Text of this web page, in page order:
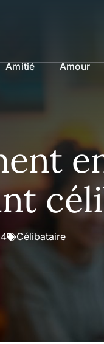
Amitié Amour
Célibataire